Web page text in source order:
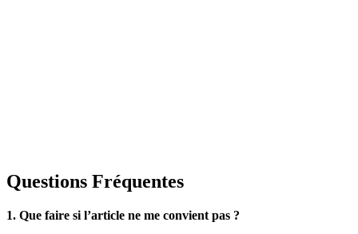
Questions Fréquentes
1. Que faire si l’article ne me convient pas ?